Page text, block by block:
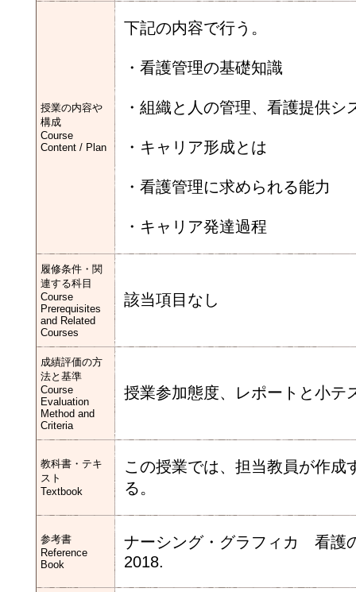
授業の内容や
構成
Course
Content / Plan
下記の内容で行う。
・看護管理の基礎知識
・組織と人の管理、看護提供シ
・キャリア形成とは
・看護管理に求められる能力
・キャリア発達過程
履修条件・関
連する科目
Course
Prerequisites
and Related
Courses
該当項目なし
成績評価の方
法と基準
Course
Evaluation
Method and
Criteria
授業参加態度、レポートと小テ
教科書・テキ
スト
Textbook
この授業では、担当教員が作成
る。
参考書
Reference
Book
ナーシング・グラフィカ 看
2018.